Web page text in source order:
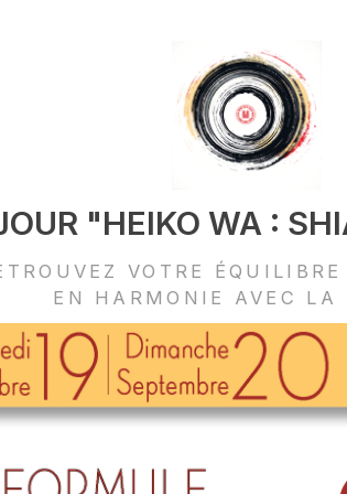
"HEIKO WA :
VOTRE ÉQUILIBRE
EN HARMONIE AVEC LA